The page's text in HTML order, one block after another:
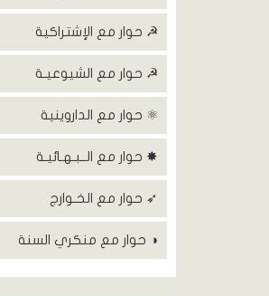
☭ حوار مع الإشتراكية
☭ حوار مع الشيوعيـة
⚛ حوار مع الداروينية
✸ حوار مع الــبـهـائيـة
➶ حوار مع الخـوارج
◑ حوار مع منكري السنة